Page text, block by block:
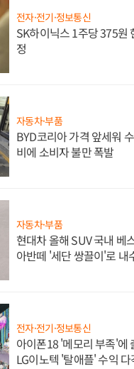
전자·전기·정보통신
SK하이닉스 1주당 375원
정
자동차·부품
BYD코리아 가격 앞세워
비에 소비자 불만 폭발
자동차·부품
현대차 올해 SUV 국내 베
아반떼 '세단 쌍끌이'로 내
전자·전기·정보통신
아이폰18 '메모리 부족'에
LG이노텍 '탈애플' 수익